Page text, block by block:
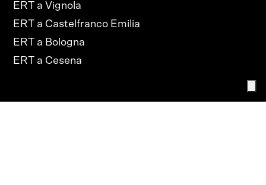
ERT a Vignola
ERT a Castelfranco Emilia
ERT a Bologna
ERT a Cesena